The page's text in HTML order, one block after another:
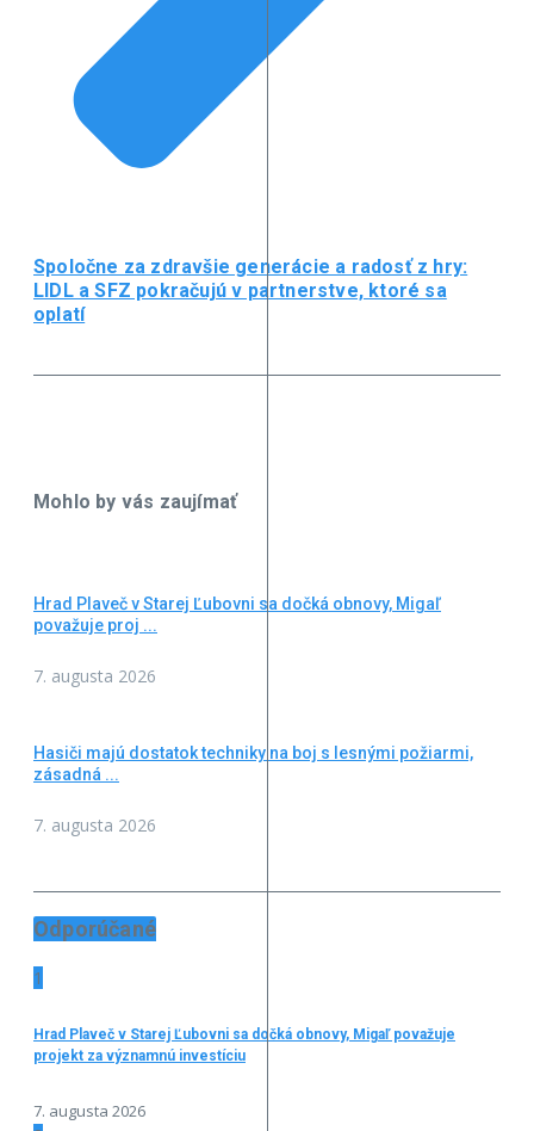
Spoločne za zdravšie generácie a radosť z hry:
LIDL a SFZ pokračujú v partnerstve, ktoré sa
oplatí
Mohlo by vás zaujímať
Hrad Plaveč v Starej Ľubovni sa dočká obnovy, Migaľ
považuje proj ...
7. augusta 2026
Hasiči majú dostatok techniky na boj s lesnými požiarmi,
zásadná ...
7. augusta 2026
Odporúčané
1
Hrad Plaveč v Starej Ľubovni sa dočká obnovy, Migaľ považuje
projekt za významnú investíciu
7. augusta 2026